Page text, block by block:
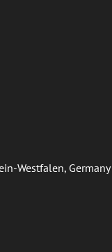
Westfalen, Germany